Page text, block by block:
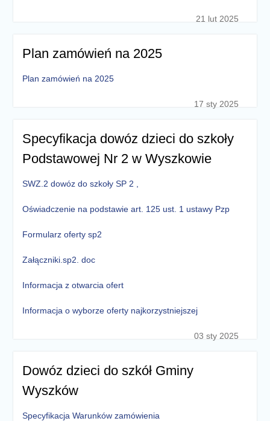
21 lut 2025
Plan zamówień na 2025
Plan zamówień na 2025
17 sty 2025
Specyfikacja dowóz dzieci do szkoły
Podstawowej Nr 2 w Wyszkowie
SWZ.2 dowóz do szkoły SP 2 ,
Oświadczenie na podstawie art. 125 ust. 1 ustawy Pzp
Formularz oferty sp2
Załączniki.sp2. doc
Informacja z otwarcia ofert
Informacja o wyborze oferty najkorzystniejszej
03 sty 2025
Dowóz dzieci do szkół Gminy
Wyszków
Specyfikacja Warunków zamówienia